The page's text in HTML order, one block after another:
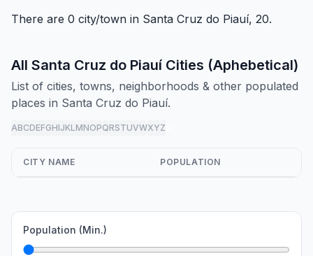
There are 0 city/town in Santa Cruz do Piauí, 20.
All Santa Cruz do Piauí Cities (Aphebetical)
List of cities, towns, neighborhoods & other populated
places in Santa Cruz do Piauí.
ABCDEFGHIJKLMNOPQRSTUVWXYZ
CITY NAME POPULATION
Population (Min.)